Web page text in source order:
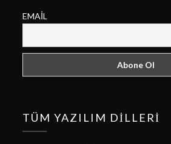
EMAIL
TÜM YAZILIM DILLERI